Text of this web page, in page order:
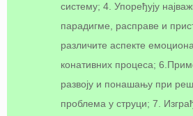
систему; 4. Упоређују
парадигме, расправе и
различите аспекте
конативних процеса;
развоју и понашању при
проблема у струци; 7.